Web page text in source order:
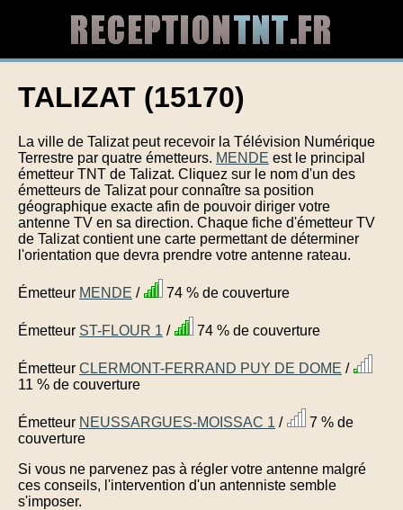
TALIZAT (15170)
La ville de Talizat peut recevoir la Télévision Numérique
Terrestre par quatre émetteurs. MENDE est le principal
émetteur TNT de Talizat. Cliquez sur le nom d'un des
émetteurs de Talizat pour connaître sa position
géographique exacte afin de pouvoir diriger votre
antenne TV en sa direction. Chaque fiche d'émetteur TV
de Talizat contient une carte permettant de déterminer
l'orientation que devra prendre votre antenne rateau.
Émetteur MENDE / 74 % de couverture
Émetteur ST-FLOUR 1 / 74 % de couverture
Émetteur CLERMONT-FERRAND PUY DE DOME /
11 % de couverture
Émetteur NEUSSARGUES-MOISSAC 1 /
7 % de
couverture
Si vous ne parvenez pas à régler votre antenne malgré
ces conseils, l'intervention d'un antenniste semble
s'imposer.